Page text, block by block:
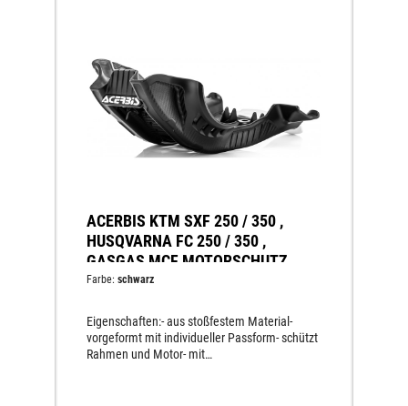
ACERBIS KTM SXF 250 / 350 ,
HUSQVARNA FC 250 / 350 ,
GASGAS MCF MOTORSCHUTZ
Farbe: schwarz
Eigenschaften:- aus stoßfestem Material-
vorgeformt mit individueller Passform- schützt
Rahmen und Motor- mit